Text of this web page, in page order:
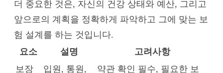
더 중요한 것은, 자신의 건강 상태와 예산, 그리고
앞으로의 계획을 정확하게 파악하고 그에 맞는 보
험 설계를 하는 것입니다.
요소
설명
고려사항
보장
입원, 통원,
약관 확인 필수, 필요한 보